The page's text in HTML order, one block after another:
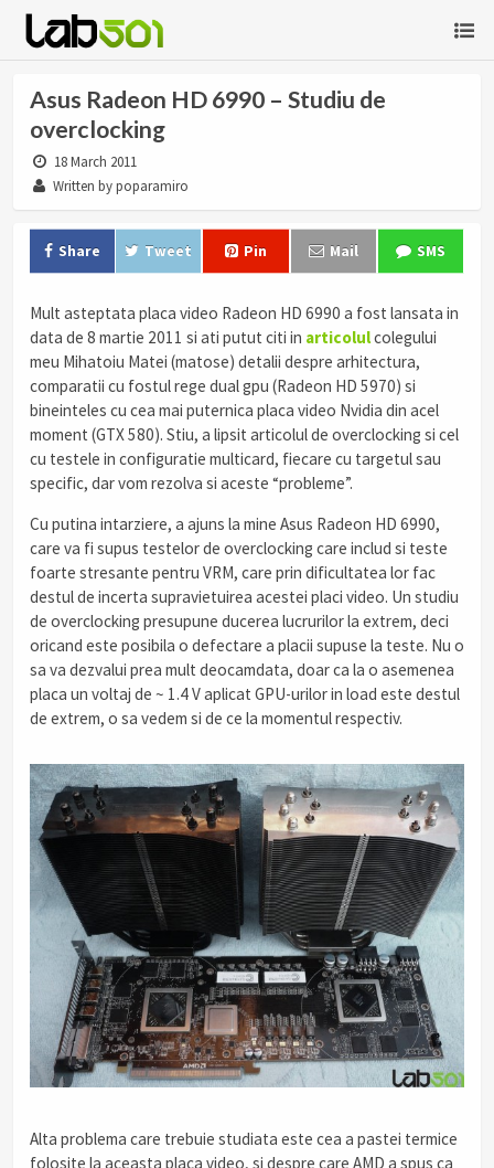
Asus Radeon HD 6990 – Studiu de
overclocking
18 March 2011
Written by poparamiro
Share Tweet Pin Mail SMS
Mult asteptata placa video Radeon HD 6990 a fost lansata in
data de 8 martie 2011 si ati putut citi in articolulcolegului
meu Mihatoiu Matei (matose) detalii despre arhitectura,
comparatii cu fostul rege dual gpu (Radeon HD 5970) si
bineinteles cu cea mai puternica placa video Nvidia din acel
moment (GTX 580). Stiu, a lipsit articolul de overclocking si cel
cu testele in configuratie multicard, fiecare cu targetul sau
specific, dar vom rezolva si aceste “probleme”.
Cu putina intarziere, a ajuns la mine Asus Radeon HD 6990,
care va fi supus testelor de overclocking care includ si teste
foarte stresante pentru VRM, care prin dificultatea lor fac
destul de incerta supravietuirea acestei placi video. Un studiu
de overclocking presupune ducerea lucrurilor la extrem, deci
oricand este posibila o defectare a placii supuse la teste. Nu o
sa va dezvalui prea mult deocamdata, doar ca la o asemenea
placa un voltaj de ~ 1.4 V aplicat GPU-urilor in load este destul
de extrem, o sa vedem si de ce la momentul respectiv.
Alta problema care trebuie studiata este cea a pastei termice
folosite la aceasta placa video, si despre care AMD a spus ca